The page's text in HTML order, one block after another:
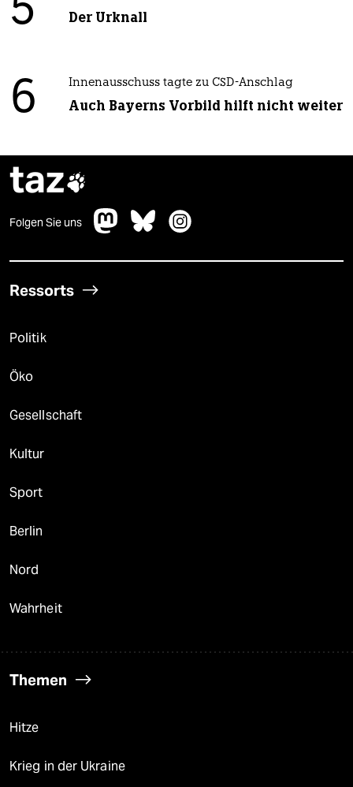
5 Der Urknall
6 Innenausschuss tagte zu CSD-Anschlag
Auch Bayerns Vorbild hilft nicht weiter
taz
Folgen Sie uns
Ressorts
Politik
Öko
Gesellschaft
Kultur
Sport
Berlin
Nord
Wahrheit
Themen
Hitze
Krieg in der Ukraine